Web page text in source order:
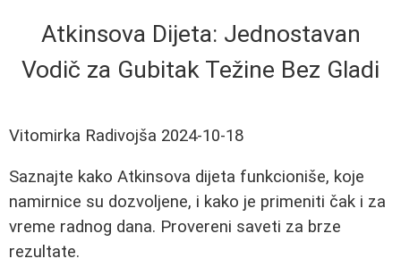
Atkinsova Dijeta: Jednostavan
Vodič za Gubitak Težine Bez Gladi
Vitomirka Radivojša 2024-10-18
Saznajte kako Atkinsova dijeta funkcioniše, koje
namirnice su dozvoljene, i kako je primeniti čak i za
vreme radnog dana. Provereni saveti za brze
rezultate.